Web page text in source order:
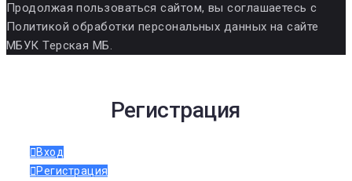
Продолжая пользоваться сайтом, вы соглашаетесь с
Политикой обработки персональных данных на сайте
МБУК Терская МБ.
Регистрация
Вход
Регистрация